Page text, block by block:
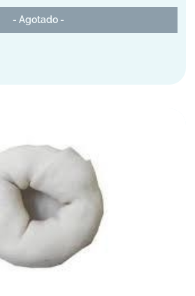
- Agotado -